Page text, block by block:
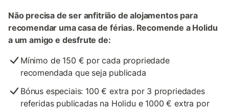
Não precisa de ser anfitrião de alojamentos para
recomendar uma casa de férias. Recomende a Holidu
a um amigo e desfrute de:
Mínimo de 150 € por cada propriedade
recomendada que seja publicada
Bónus especiais: 100 € extra por 3 propriedades
referidas publicadas na Holidu e 1000 € extra por